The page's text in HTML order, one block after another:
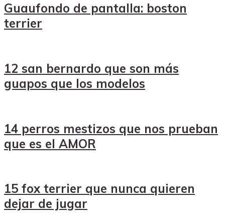
Guaufondo de pantalla: boston
terrier
12 san bernardo que son más
guapos que los modelos
14 perros mestizos que nos prueban
que es el AMOR
15 fox terrier que nunca quieren
dejar de jugar